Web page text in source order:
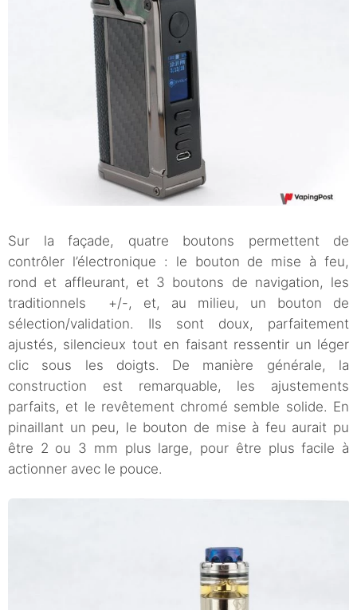
Sur la façade, quatre boutons permettent de
contrôler l’électronique : le bouton de mise à feu,
rond et affleurant, et 3 boutons de navigation, les
traditionnels +/-, et, au milieu, un bouton de
sélection/validation. Ils sont doux, parfaitement
ajustés, silencieux tout en faisant ressentir un léger
clic sous les doigts. De manière générale, la
construction est remarquable, les ajustements
parfaits, et le revêtement chromé semble solide. En
pinaillant un peu, le bouton de mise à feu aurait pu
être 2 ou 3 mm plus large, pour être plus facile à
actionner avec le pouce.